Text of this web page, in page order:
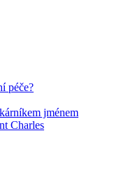
péče?
jménem
Charles